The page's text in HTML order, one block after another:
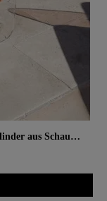
Design Couchtisch XL MW – Glasplatte, Zylinder aus Schaumstoff mit Wabenstruktur